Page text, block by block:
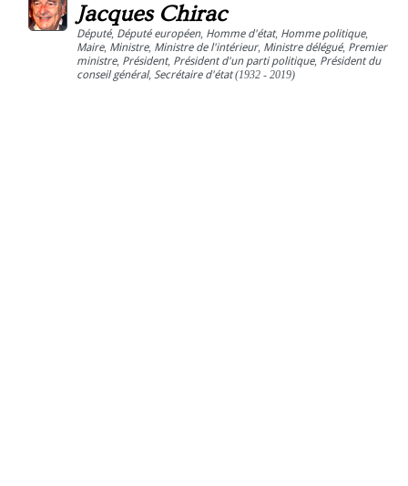
Jacques Chirac
Député, Député européen, Homme d'état, Homme politique,
Maire, Ministre, Ministre de l'intérieur, Ministre délégué, Premier
ministre, Président, Président d'un parti politique, Président du
conseil général, Secrétaire d'état(1932 - 2019)